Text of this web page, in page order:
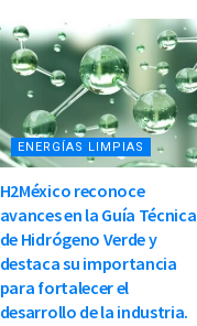
ENERGÍAS LIMPIAS
H2México reconoce
avances en la Guía Técnica
de Hidrógeno Verde y
destaca su importancia
para fortalecer el
desarrollo de la industria.